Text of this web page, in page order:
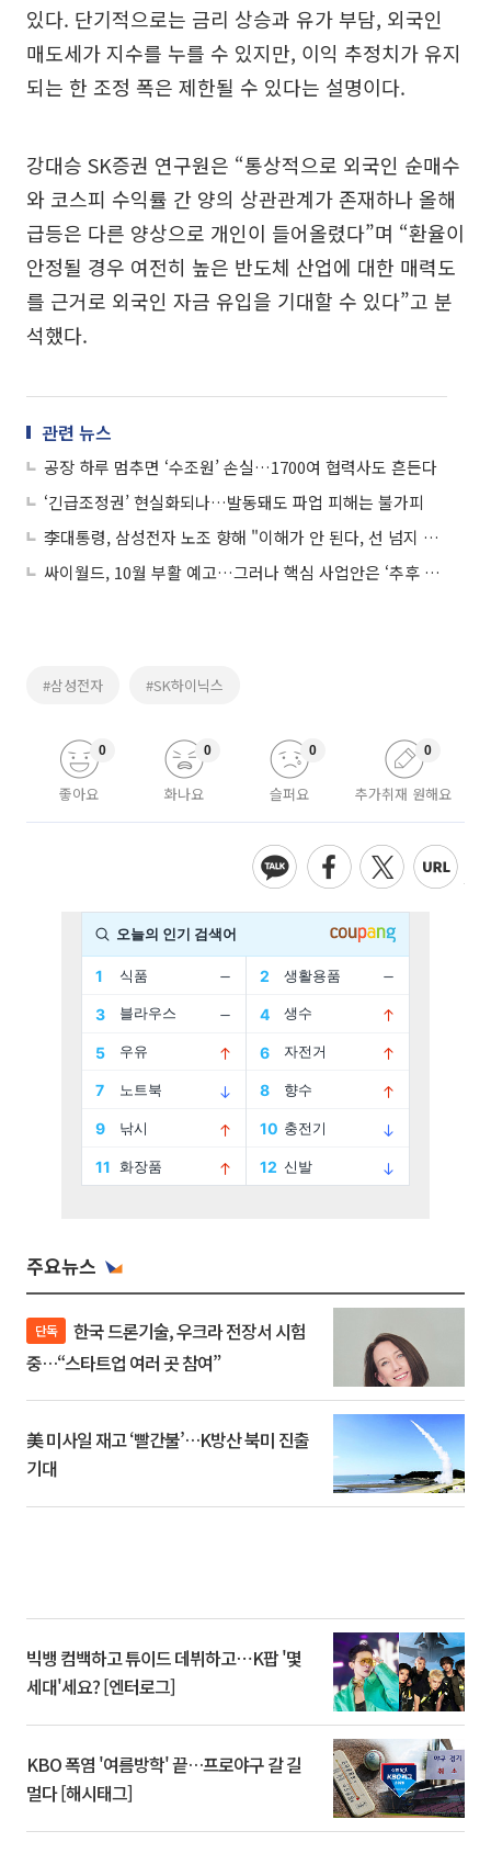
있다. 단기적으로는 금리 상승과 유가 부담, 외국인
매도세가 지수를 누를 수 있지만, 이익 추정치가 유지
되는 한 조정 폭은 제한될 수 있다는 설명이다.
강대승 SK증권 연구원은 “통상적으로 외국인 순매수
와 코스피 수익률 간 양의 상관관계가 존재하나 올해
급등은 다른 양상으로 개인이 들어올렸다”며 “환율이
안정될 경우 여전히 높은 반도체 산업에 대한 매력도
를 근거로 외국인 자금 유입을 기대할 수 있다”고 분
석했다.
관련 뉴스
공장 하루 멈추면 ‘수조원’ 손실…1700여 협력사도 흔든다
‘긴급조정권’ 현실화되나…발동돼도 파업 피해는 불가피
李대통령, 삼성전자 노조 향해 "이해가 안 된다, 선 넘지 않아야"
싸이월드, 10월 부활 예고…그러나 핵심 사업안은 ‘추후 공개’
#삼성전자 #SK하이닉스
좋아요
0
화나요
0
슬퍼요
0
추가취재 원해요
0
주요뉴스
단독
중…“스타트업 여러 곳 참여”
美 미사일 재고 ‘빨간불’…K방산 북미 진출
기대
빅뱅 컴백하고 튜이드 데뷔하고⋯K팝 '몇
세대'세요? [엔터로그]
KBO 폭염 '여름방학' 끝…프로야구 갈 길
멀다 [해시태그]